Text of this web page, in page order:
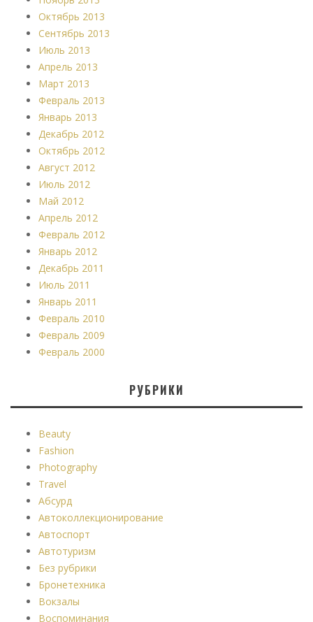
Октябрь 2013
Сентябрь 2013
Июль 2013
Апрель 2013
Март 2013
Февраль 2013
Январь 2013
Декабрь 2012
Октябрь 2012
Август 2012
Июль 2012
Май 2012
Апрель 2012
Февраль 2012
Январь 2012
Декабрь 2011
Июль 2011
Январь 2011
Февраль 2010
Февраль 2009
Февраль 2000
РУБРИКИ
Beauty
Fashion
Photography
Travel
Абсурд
Автоколлекционирование
Автоспорт
Автотуризм
Без рубрики
Бронетехника
Вокзалы
Воспоминания